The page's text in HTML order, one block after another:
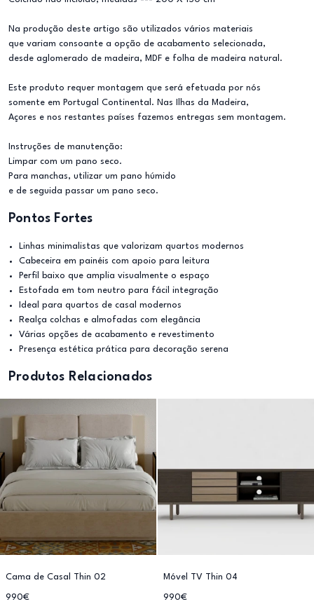
Na produção deste artigo são utilizados vários materiais
que variam consoante a opção de acabamento selecionada,
desde aglomerado de madeira, MDF e folha de madeira natural.
Este produto requer montagem que será efetuada por nós
somente em Portugal Continental. Nas Ilhas da Madeira,
Açores e nos restantes países fazemos entregas sem montagem.
Instruções de manutenção:
Limpar com um pano seco.
Para manchas, utilizar um pano húmido
e de seguida passar um pano seco.
Pontos Fortes
Linhas minimalistas que valorizam quartos modernos
Cabeceira em painéis com apoio para leitura
Perfil baixo que amplia visualmente o espaço
Estofada em tom neutro para fácil integração
Ideal para quartos de casal modernos
Realça colchas e almofadas com elegância
Várias opções de acabamento e revestimento
Presença estética prática para decoração serena
Produtos Relacionados
Cama de Casal Thin 02
990€
Móvel TV Thin 04
990€